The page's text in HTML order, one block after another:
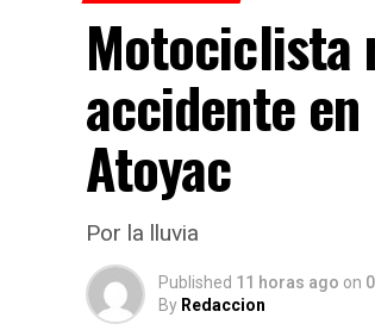
Motociclista
accidente
Atoyac
Por la lluvia
Published 11 horas ago on
By Redaccion